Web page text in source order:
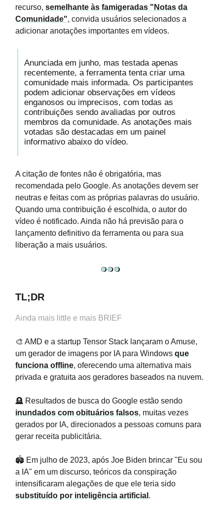
recurso, semelhante às famigeradas "Notas da
Comunidade", convida usuários selecionados a
adicionar anotações importantes em vídeos.
Anunciada em junho, mas testada apenas
recentemente, a ferramenta tenta criar uma
comunidade mais informada. Os participantes
podem adicionar observações em vídeos
enganosos ou imprecisos, com todas as
contribuições sendo avaliadas por outros
membros da comunidade. As anotações mais
votadas são destacadas em um painel
informativo abaixo do vídeo.
A citação de fontes não é obrigatória, mas
recomendada pelo Google. As anotações devem ser
neutras e feitas com as próprias palavras do usuário.
Quando uma contribuição é escolhida, o autor do
vídeo é notificado. Ainda não há previsão para o
lançamento definitivo da ferramenta ou para sua
liberação a mais usuários.
TL;DR
Ainda mais little e mais BRIEF
🎨 AMD e a startup Tensor Stack lançaram o Amuse,
um gerador de imagens por IA para Windows que
funciona offline, oferecendo uma alternativa mais
privada e gratuita aos geradores baseados na nuvem.
🪦 Resultados de busca do Google estão sendo
inundados com obituários falsos, muitas vezes
gerados por IA, direcionados a pessoas comuns para
gerar receita publicitária.
🏟️ Em julho de 2023, após Joe Biden brincar "Eu sou
a IA" em um discurso, teóricos da conspiração
intensificaram alegações de que ele teria sido
substituído por inteligência artificial .